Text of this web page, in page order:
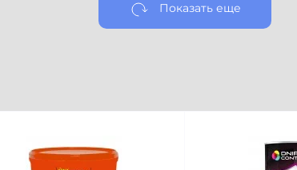
Показать еще